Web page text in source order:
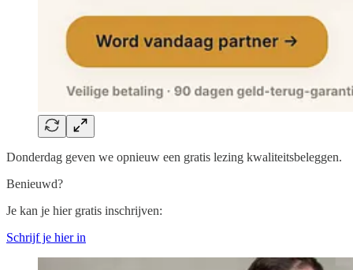
Donderdag geven we opnieuw een gratis lezing kwaliteitsbeleggen.
Benieuwd?
Je kan je hier gratis inschrijven:
Schrijf je hier in